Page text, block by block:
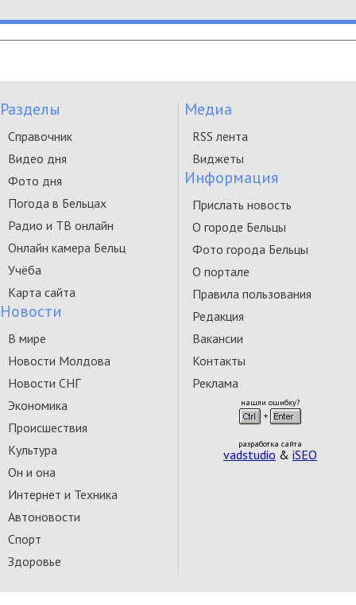
Разделы
Справочник
Видео дня
Фото дня
Погода в Бельцах
Радио и ТВ онлайн
Онлайн камера Бельц
Учёба
Карта сайта
Новости
В мире
Новости Молдова
Новости СНГ
Экономика
Происшествия
Культура
Он и она
Интернет и Техника
Автоновости
Спорт
Здоровье
Медиа
RSS лента
Виджеты
Информация
Прислать новость
О городе Бельцы
Фото города Бельцы
О портале
Правила пользования
Редакция
Вакансии
Контакты
Реклама
нашли ошибку?
разработка сайта
vadstudio & iSEO